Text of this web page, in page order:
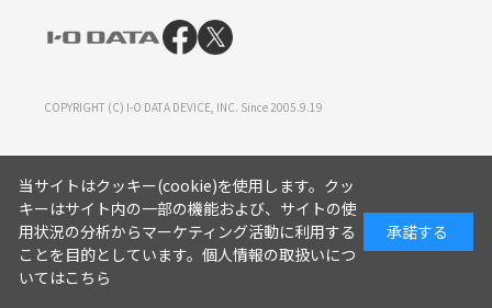
COPYRIGHT (C) I-O DATA DEVICE, INC. Since 2005.9.19
当サイトはクッキー(cookie)を使用します。クッ
キーはサイト内の一部の機能および、サイトの使
用状況の分析からマーケティング活動に利用する
ことを目的としています。 個人情報の取扱いにつ
いてはこちら
承諾する